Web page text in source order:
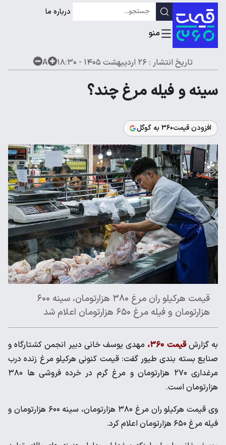
درباره ما
تاریخ انتشار : ۲۶ اردیبهشت ۱۴۰۵ - ۱۸:۳۰ A
سینه و فیله مرغ چند؟
افزودن قیمت۳۶۰ به گوگل
قیمت هرکیلو ران مرغ ۳۸۰ هزارتومان، سینه ۶۰۰
هزارتومان و فیله مرغ ۶۵۰ هزارتومان اعلام شد
به گزارشقیمت ۳۶۰،
مهدی یوسف خانی دبیر انجمن کشتارگاه و
صنایع بسته بندی طیور گفت: قیمت کنونی هرکیلو مرغ زنده درب
مرغداری ۲۷۰ هزارتومان و مرغ گرم در خرده فروشی ها ۳۸۰
هزارتومان است.
وی قیمت هرکیلو ران مرغ ۳۸۰ هزارتومان، سینه ۶۰۰ هزارتومان و
فیله مرغ ۶۵۰ هزارتومان اعلام کرد.